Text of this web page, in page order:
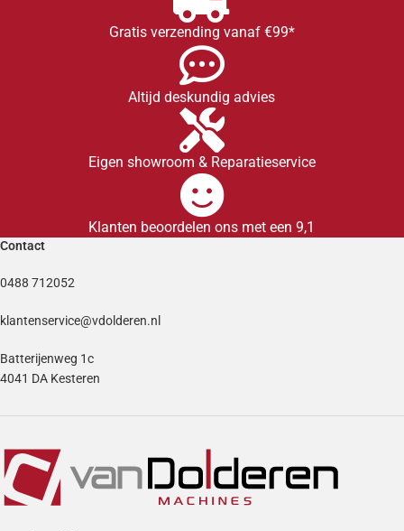
Gratis verzending vanaf €99*
Altijd deskundig advies
Eigen showroom & Reparatieservice
Klanten beoordelen ons met een 9,1
Contact
0488 712052
klantenservice@vdolderen.nl
Batterijenweg 1c
4041 DA Kesteren